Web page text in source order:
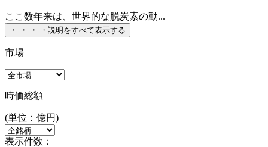
ここ数年来は、世界的な脱炭素の動...
・ ・ ・ ・ 説明をすべて表示する
市場
時価総額
(単位：億円)
表示件数：